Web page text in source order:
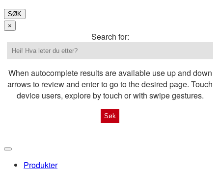
SØK
×
Search for:
When autocomplete results are available use up and down
arrows to review and enter to go to the desired page. Touch
device users, explore by touch or with swipe gestures.
Produkter